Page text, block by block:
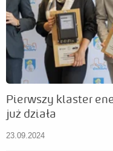
Pierwszy klaster
już działa
23.09.2024